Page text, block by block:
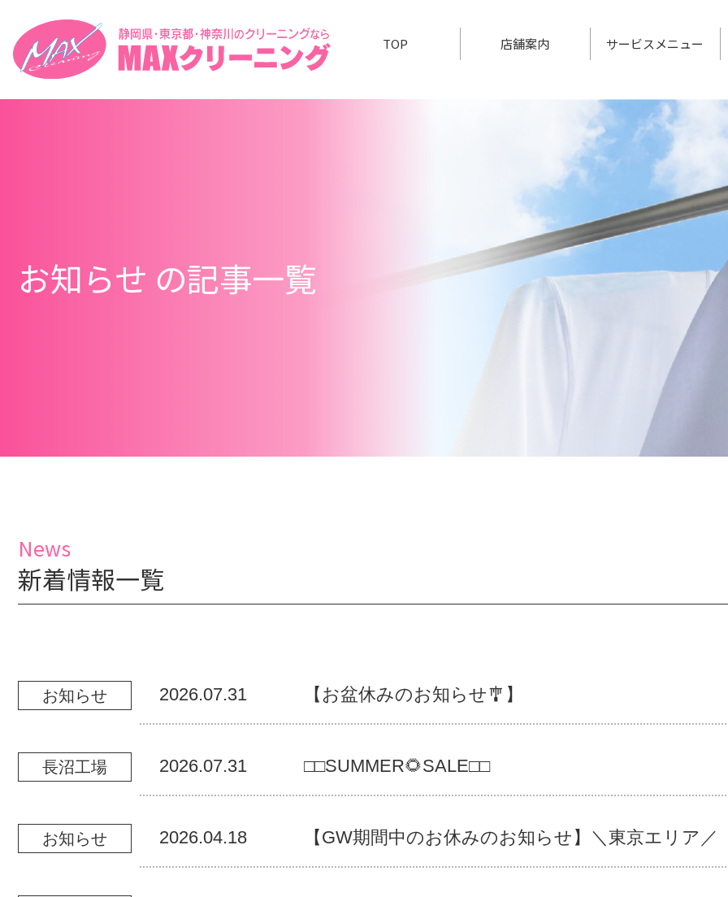
TOP 店舗案内 サービスメニュー
お知らせ の記事一覧
News
新着情報一覧
お知らせ 2026.07.31 【お盆休みのお知らせ🎐】
長沼工場 2026.07.31 □□SUMMER🌻SALE□□
お知らせ 2026.04.18 【GW期間中のお休みのお知らせ】＼東京エリア／